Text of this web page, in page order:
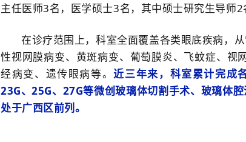
主任医师3名，医学硕士3名，其中硕士研究生导师2
在诊疗范围上，科室全面覆盖各类眼底疾病，
性视网膜病变、黄斑病变、葡萄膜炎、飞蚊症、视
经病变、遗传眼病等。近三年来，科室累计完成
23G、25G、27G等微创玻璃体切割手术、玻璃体
处于广西区前列。